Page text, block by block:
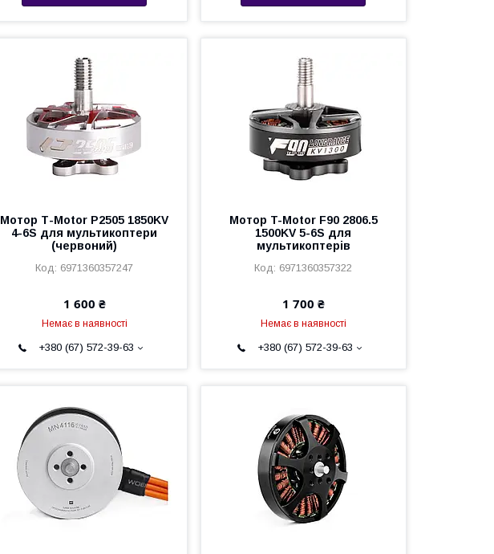
Мотор Т-Motor P2505 1850KV
4-6S для мультикоптери
(червоний)
6971360357247
1 600 ₴
Немає в наявності
+380 (67) 572-39-63
Мотор T-Motor F90 2806.5
1500KV 5-6S для
мультикоптерів
6971360357322
1 700 ₴
Немає в наявності
+380 (67) 572-39-63